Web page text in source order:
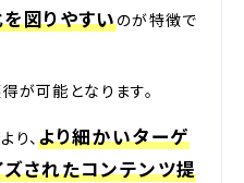
図りやすいのが特徴で
が可能となります。
り、より細かいターゲ
されたコンテンツ提